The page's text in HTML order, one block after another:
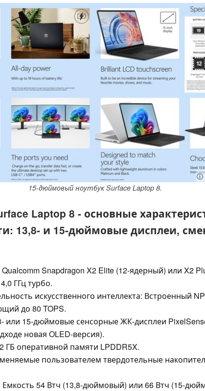
ⓘ
15-дюймовый ноутбук Surface Laptop 8.
Laptop 8 - основные
13,8- и 15-дюймовые дисплеи,
Snapdragon X2 Elite (12-ядерный) или X2
ГГц турбо.
искусственного интеллекта: Встроенный
до 80 TOPS.
или 15-дюймовые сенсорные ЖК-дисплеи
новая OLED-версия).
ГБ оперативной памяти LPDDR5X.
пользователем твердотельные
Емкость 54 Втч (13,8-дюймовый) или 66 Втч (15-